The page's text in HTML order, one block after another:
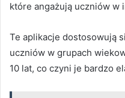
które angażują uczniów w
Te aplikacje dostosowują
uczniów w grupach
10 lat, co czyni je bardzo